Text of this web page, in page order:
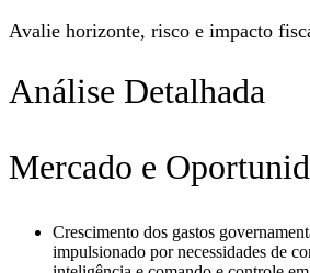
Avalie horizonte, risco e impacto
Análise Detalhada
Mercado e
Crescimento dos gastos
impulsionado por necessidades de